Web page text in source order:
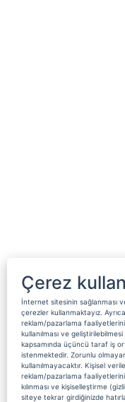
Çerez
İnternet sitesinin sağlanması
çerezler kullanmaktayız.
reklam/pazarlama
kullanılması ve
kapsamında üçüncü taraf iş
istenmektedir. Zorunlu
kullanılmayacaktır. Kişisel
reklam/pazarlama
kılınması ve kişiselleştirme
siteye tekrar girdiğinizde